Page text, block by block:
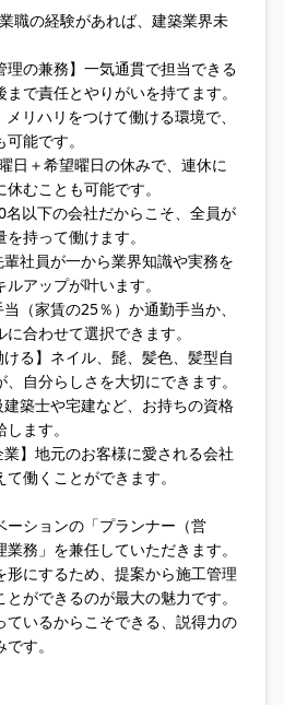
職の経験があれば、建築業界未
の兼務】一気通貫で担当できる
で責任とやりがいを持てます。
リハリをつけて働ける環境で、
能です。
日＋希望曜日の休みで、連休に
むことも可能です。
以下の会社だからこそ、全員が
持って働けます。
社員が一から業界知識や実務を
アップが叶います。
（家賃の25％）か通勤手当か、
合わせて選択できます。
る】ネイル、髭、髪色、髪型自
自分らしさを大切にできます。
築士や宅建など、お持ちの資格
ます。
】地元のお客様に愛される会社
働くことができます。
ーションの「プランナー（営
務」を兼任していただきます。
形にするため、提案から施工管理
ができるのが最大の魅力です。
ているからこそできる、説得力の
す。